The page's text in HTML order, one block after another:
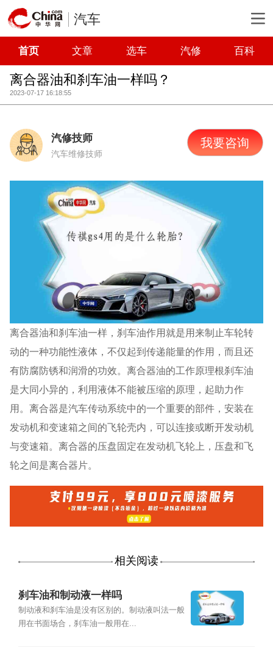
汽车
首页 文章 选车 汽修 百科
离合器油和刹车油一样吗？
2023-07-17 16:18:55
汽修技师
汽车维修技师
我要咨询
离合器油和刹车油一样，刹车油作用就是用来制止车轮转
动的一种功能性液体，不仅起到传递能量的作用，而且还
有防腐防锈和润滑的功效。离合器油的工作原理根刹车油
是大同小异的，利用液体不能被压缩的原理，起助力作
用。离合器是汽车传动系统中的一个重要的部件，安装在
发动机和变速箱之间的飞轮壳内，可以连接或断开发动机
与变速箱。离合器的压盘固定在发动机飞轮上，压盘和飞
轮之间是离合器片。
相关阅读
刹车油和制动液一样吗
制动液和刹车油是没有区别的。制动液叫法一般
用在书面场合，刹车油一般用在...